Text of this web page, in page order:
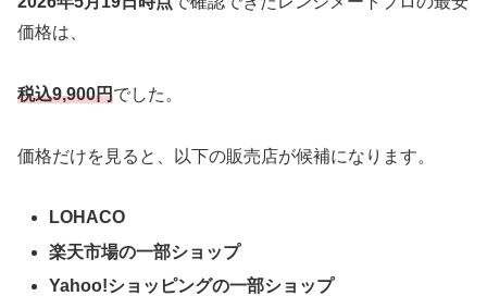
価格は、
税込9,900円でした。
価格だけを見ると、以下の販売店が候補になります。
LOHACO
楽天市場の一部ショップ
Yahoo!ショッピングの一部ショップ